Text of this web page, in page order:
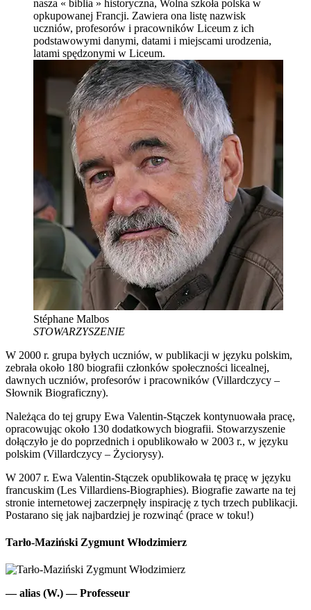
nasza « biblia » historyczna, Wolna szkoła polska w
opkupowanej Francji. Zawiera ona listę nazwisk
uczniów, profesorów i pracowników Liceum z ich
podstawowymi danymi, datami i miejscami urodzenia,
latami spędzonymi w Liceum.
Stéphane Malbos
STOWARZYSZENIE
W 2000 r. grupa byłych uczniów, w publikacji w języku polskim,
zebrała około 180 biografii członków społeczności licealnej,
dawnych uczniów, profesorów i pracowników (Villardczycy –
Słownik Biograficzny).
Należąca do tej grupy Ewa Valentin-Stączek kontynuowała pracę,
opracowując około 130 dodatkowych biografii. Stowarzyszenie
dołączyło je do poprzednich i opublikowało w 2003 r., w języku
polskim (Villardczycy – Życiorysy).
W 2007 r. Ewa Valentin-Stączek opublikowała tę pracę w języku
francuskim (Les Villardiens-Biographies). Biografie zawarte na tej
stronie internetowej zaczerpnęły inspirację z tych trzech publikacji.
Postarano się jak najbardziej je rozwinąć (prace w toku!)
Tarło-Maziński Zygmunt Włodzimierz
— alias (W.) — Professeur